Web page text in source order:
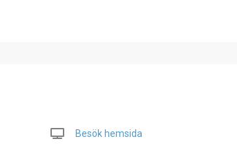
Besök hemsida